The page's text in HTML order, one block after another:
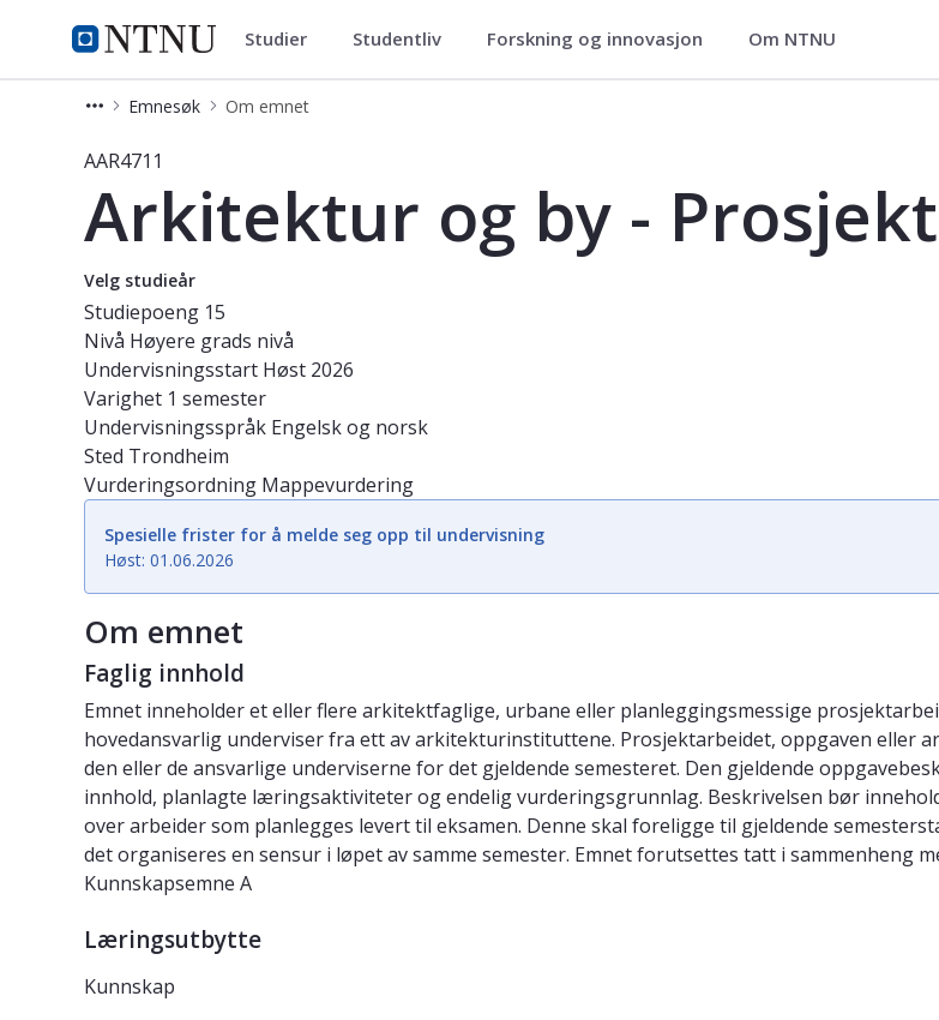
NTNU Hjemmeside
Studier Studier Studentliv Forskning og innovasjon Om NTNU
Emnesøk Om emnet
Emne - Arkitektur og by - Prosjektemne A - AAR4711
AAR4711
Arkitektur og by -
Velg studieår
Studiepoeng 15
Nivå Høyere grads nivå
Undervisningsstart Høst 2026
Varighet 1 semester
Undervisningsspråk Engelsk og norsk
Sted Trondheim
Vurderingsordning Mappevurdering
Spesielle frister for å melde seg opp til undervisning
Høst: 01.06.2026
Om emnet
Faglig innhold
Emnet inneholder et eller flere arkitektfaglige, urbane eller planleggingsmessige
hovedansvarlig underviser fra ett av arkitekturinstituttene. Prosjektarbeidet, oppgaven eller
den eller de ansvarlige underviserne for det gjeldende semesteret. Den gjeldende
innhold, planlagte læringsaktiviteter og endelig vurderingsgrunnlag. Beskrivelsen bør
over arbeider som planlegges levert til eksamen. Denne skal foreligge til gjeldende
det organiseres en sensur i løpet av samme semester. Emnet forutsettes tatt i sammenheng
Kunnskapsemne A
Læringsutbytte
Kunnskap